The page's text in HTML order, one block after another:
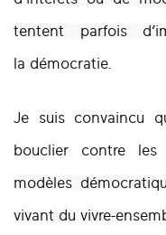
tentent parfois
la démocratie.
Je suis convaincu
bouclier contre
modèles
vivant du vivre-